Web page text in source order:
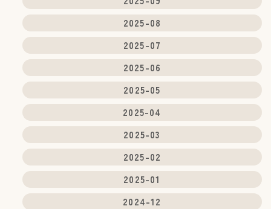
2025-08
2025-07
2025-06
2025-05
2025-04
2025-03
2025-02
2025-01
2024-12